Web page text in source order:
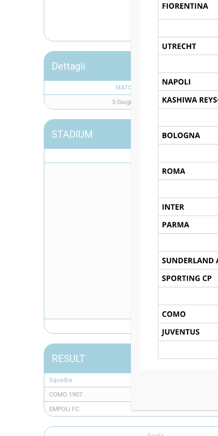
Dettagli
MATCH DAY
5 Giugno 2025
STADIUM
RESULT
Squadra
COMO 1907
EMPOLI FC